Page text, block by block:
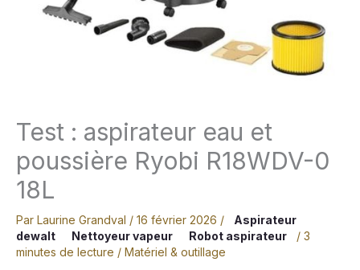
Test : aspirateur eau et
poussière Ryobi R18WDV-0
18L
Par Laurine Grandval / 16 février 2026 /
Aspirateur
dewalt
Nettoyeur vapeur Robot aspirateur / 3
minutes de lecture / Matériel & outillage